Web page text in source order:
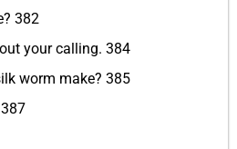
382
your calling. 384
worm make? 385